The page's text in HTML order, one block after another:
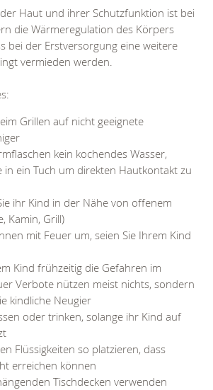
Haut und ihrer Schutzfunktion ist bei
die Wärmeregulation des Körpers
bei der Erstversorgung eine weitere
vermieden werden.
Grillen auf nicht geeignete
kein kochendes Wasser,
in ein Tuch um direkten Hautkontakt zu
ihr Kind in der Nähe von offenem
Kamin, Grill)
mit Feuer um, seien Sie Ihrem Kind
Kind frühzeitig die Gefahren im
Verbote nützen meist nichts, sondern
kindliche Neugier
oder trinken, solange ihr Kind auf
Flüssigkeiten so platzieren, dass
erreichen können
Tischdecken verwenden